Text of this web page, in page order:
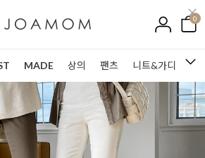
0
MADE 상의 팬츠 니트&가디건